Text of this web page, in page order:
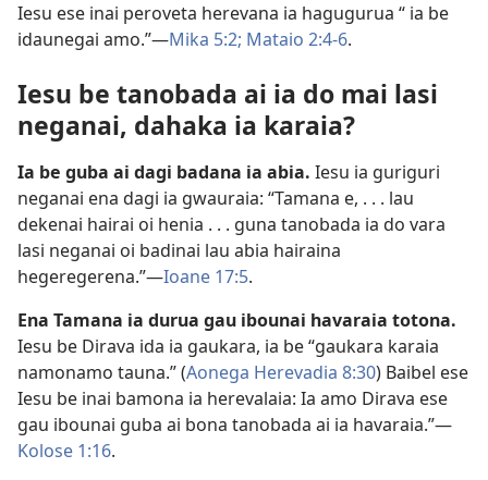
Iesu ese inai peroveta herevana ia hagugurua “ ia be
idaunegai amo.”​—Mika 5:2; Mataio 2:4-6.
Iesu be tanobada ai ia do mai lasi
neganai, dahaka ia karaia?
Ia be guba ai dagi badana ia abia. Iesu ia guriguri
neganai ena dagi ia gwauraia: “Tamana e, . . . lau
dekenai hairai oi henia . . . guna tanobada ia do vara
lasi neganai oi badinai lau abia hairaina
hegeregerena.”​—Ioane 17:5.
Ena Tamana ia durua gau ibounai havaraia totona.
Iesu be Dirava ida ia gaukara, ia be “gaukara karaia
namonamo tauna.” (Aonega Herevadia 8:30) Baibel ese
Iesu be inai bamona ia herevalaia: Ia amo Dirava ese
gau ibounai guba ai bona tanobada ai ia havaraia.”​—
Kolose 1:16.